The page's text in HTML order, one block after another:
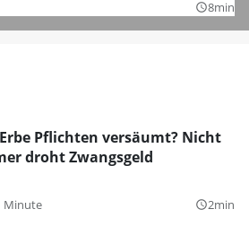
query_builder8min
Pflichten versäumt? Nicht
droht Zwangsgeld
Minute query_builder2min